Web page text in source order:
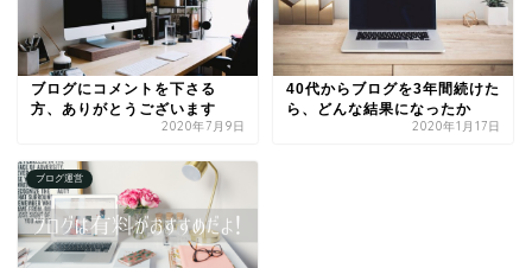
ブログにコメントを下さる
方、ありがとうございます
2020年7月9日
40代からブログを3年間続けた
ら、どんな結果になったか
2020年1月17日
ブログ運営